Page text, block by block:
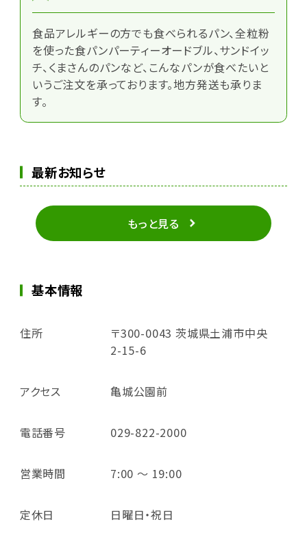
食品アレルギーの方でも食べられるパン、全粒粉
を使った食パンパーティーオードブル、サンドイッ
チ、くまさんのパンなど、こんなパンが食べたいと
いうご注文を承っております。地方発送も承りま
す。
最新お知らせ
もっと見る
基本情報
住所
〒300-0043 茨城県土浦市中央
2-15-6
アクセス 亀城公園前
電話番号 029-822-2000
営業時間 7:00 ～ 19:00
定休日 日曜日・祝日